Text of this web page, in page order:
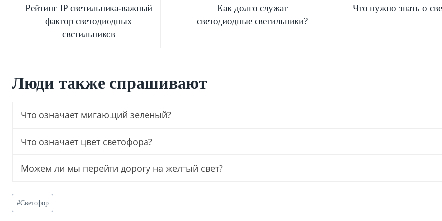
Рейтинг IP светильника-важный
фактор светодиодных
светильников
Как долго служат
светодиодные светильники?
Что нужно знать о
Люди также спрашивают
Что означает мигающий зеленый?
Что означает цвет светофора?
Можем ли мы перейти дорогу на желтый свет?
Post
Tags:
#Светофор